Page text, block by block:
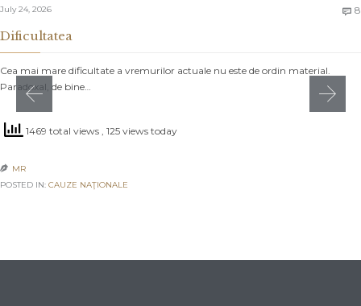
July 24, 2026  8
Dificultatea
Cea mai mare dificultate a vremurilor actuale nu este de ordin material.
Paradoxal, de bine…
1469 total views , 125 views today
 MR
POSTED IN: CAUZE NAŢIONALE